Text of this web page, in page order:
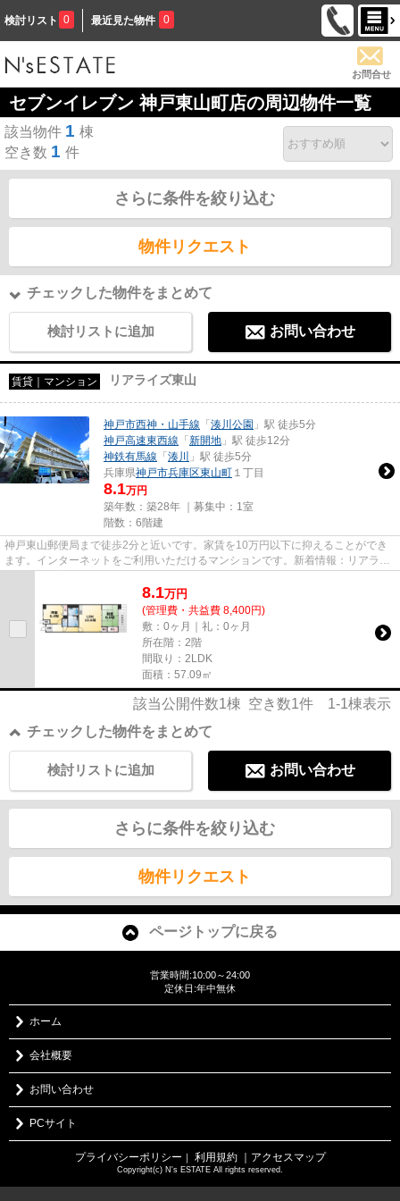
検討リスト 0 最近見た物件 0
お問合せ
セブンイレブン 神戸東山町店の周辺物件一覧
該当物件 1 棟
空き数 1 件
さらに条件を絞り込む
物件リクエスト
チェックした物件をまとめて
検討リストに追加 お問い合わせ
賃貸｜マンション リアライズ東山
神戸市西神・山手線 「 湊川公園 」駅 徒歩5分
神戸高速東西線 「 新開地 」駅 徒歩12分
神鉄有馬線 「 湊川
」駅 徒歩5分
兵庫県神戸市兵庫区東山町 １丁目
8.1万円
築年数：築28年 ｜募集中： 1室
階数：6階建
神戸東山郵便局まで徒歩2分と近いです。家賃を10万円以下に抑えることができ
ます。インターネットをご利用いただけるマンションです。新着情報：リアライ
8.1万円
(管理費・共益費 8,400円)
敷：0ヶ月｜礼：0ヶ月
所在階：2階
間取り：2LDK
面積：57.09㎡
該当公開件数1棟 空き数1件 1-1棟表示
チェックした物件をまとめて
お問い合わせ
検討リストに追加
さらに条件を絞り込む
物件リクエスト
ページトップに戻る
営業時間:10:00～24:00
定休日:年中無休
ホーム
会社概要
お問い合わせ
PCサイト
プライバシーポリシー ｜ 利用規約 ｜アクセスマップ
Copyright(c) N's ESTATE All rights reserved.